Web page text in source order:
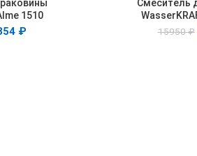
1510
₽
В
Смеситель
15950₽